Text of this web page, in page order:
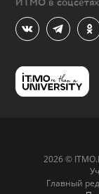
ИТМО в соцсетях
2026 ©
Главный